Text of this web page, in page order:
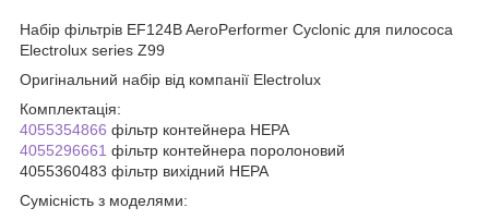
Набір фільтрів EF124B AeroPerformer Cyclonic для пилососа
Electrolux series Z99
Оригінальний набір від компанії Electrolux
Комплектація:
4055354866 фільтр контейнера HEPA
4055296661 фільтр контейнера поролоновий
4055360483 фільтр вихідний HEPA
Сумісність з моделями: